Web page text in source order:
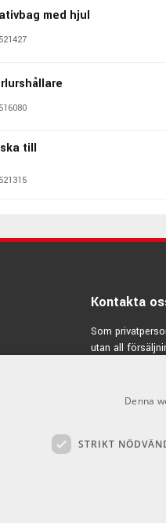
hjälpmedel
för sofistikerad utrustning
med König & Meyer's
över. Många av
med hjul
till
till
Kontakta
Som
utan all
Denna
STRIKT